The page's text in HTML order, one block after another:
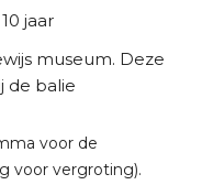
jaar
museum. Deze
de balie
voor de
voor vergroting).